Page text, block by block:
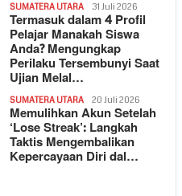
SUMATERA UTARA 31 Juli 2026
Termasuk dalam 4 Profil
Pelajar Manakah Siswa
Anda? Mengungkap
Perilaku Tersembunyi Saat
Ujian Melal…
SUMATERA UTARA 20 Juli 2026
Memulihkan Akun Setelah
‘Lose Streak’: Langkah
Taktis Mengembalikan
Kepercayaan Diri dal…